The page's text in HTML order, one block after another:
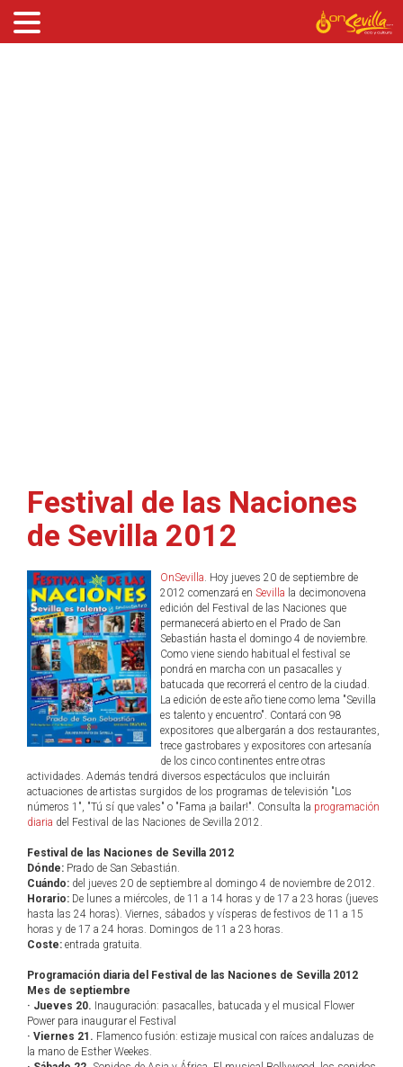
Festival de las Naciones
de Sevilla 2012
OnSevilla. Hoy jueves 20 de septiembre de
2012 comenzará en Sevilla la decimonovena
edición del Festival de las Naciones que
permanecerá abierto en el Prado de San
Sebastián hasta el domingo 4 de noviembre.
Como viene siendo habitual el festival se
pondrá en marcha con un pasacalles y
batucada que recorrerá el centro de la ciudad.
La edición de este año tiene como lema "Sevilla
es talento y encuentro". Contará con 98
expositores que albergarán a dos restaurantes,
trece gastrobares y expositores con artesanía
de los cinco continentes entre otras
actividades. Además tendrá diversos espectáculos que incluirán
actuaciones de artistas surgidos de los programas de televisión "Los
números 1", "Tú sí que vales" o "Fama ¡a bailar!". Consulta la programación
diaria del Festival de las Naciones de Sevilla 2012.
Festival de las Naciones de Sevilla 2012
Dónde: Prado de San Sebastián.
Cuándo: del jueves 20 de septiembre al domingo 4 de noviembre de 2012.
Horario: De lunes a miércoles, de 11 a 14 horas y de 17 a 23 horas (jueves
hasta las 24 horas). Viernes, sábados y vísperas de festivos de 11 a 15
horas y de 17 a 24 horas. Domingos de 11 a 23 horas.
Coste: entrada gratuita.
Programación diaria del Festival de las Naciones de Sevilla 2012
Mes de septiembre
· Jueves 20. Inauguración: pasacalles, batucada y el musical Flower
Power para inaugurar el Festival
· Viernes 21. Flamenco fusión: estizaje musical con raíces andaluzas de
la mano de Esther Weekes.